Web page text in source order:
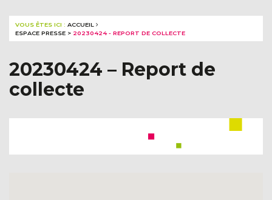
VOUS ÊTES ICI : ACCUEIL
ESPACE PRESSE > 20230424 - REPORT DE COLLECTE
20230424 – Report de
collecte